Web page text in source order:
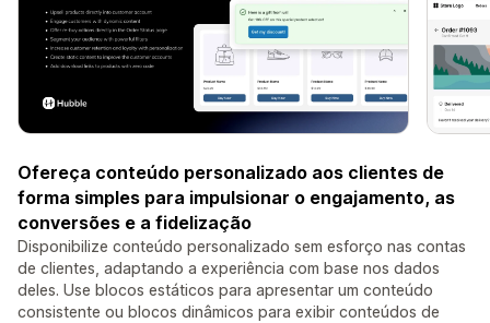
Ofereça conteúdo personalizado aos clientes de
forma simples para impulsionar o engajamento, as
conversões e a fidelização
Disponibilize conteúdo personalizado sem esforço nas contas
de clientes, adaptando a experiência com base nos dados
deles. Use blocos estáticos para apresentar um conteúdo
consistente ou blocos dinâmicos para exibir conteúdos de